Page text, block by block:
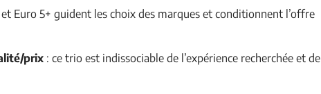
et Euro 5+ guident les choix des marques et conditionnent l’offre
prix : ce trio est indissociable de l’expérience recherchée et de